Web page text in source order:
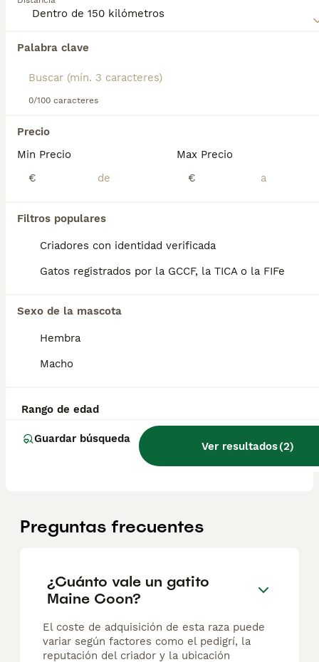
Palabra clave
0/100 caracteres
Precio
Min Precio
€
Max Precio
€
Filtros populares
Criadores con identidad verificada
Gatos registrados por la GCCF, la TICA o la FIFe
Sexo de la mascota
Hembra
Macho
Rango de edad
Guardar búsqueda
Ver resultados(2)
Lee nuestra
página de consejos de compra de Maine Coon
Macho Maine Coon Black Smoke
Montornés del Vallés,Barcelona (37.9km)
Maine Coon
🐾 Criadero Maine Coon Barcelona – Afijo CFDC “SILENT PEAK” 🐾 🏡 Núcleo Zoológico Nº B2024009 Tenemos disponible una preciosa camada de Maine Coon nacida el 29/04/2026 ❤️ ✨ Se puede visitar el criadero con cita previa para conocer a los gatitos y a sus padres, en un entorno familiar y cuidado. Los cachorros se entregan con: ✅ Pedigrí de compañía ✅ Microchip ✅ Cartilla sanitaria ✅ Vacunas correspondientes a la edad ✅ Desparasitación interna y externa ✅ Garantía y seguimiento del criadero 🐱 Camada disponible: 🌸 2 hembras tricolor (1 reservada) 🖤 1 macho black smoke (humo negro) Si buscas un Maine Coon criado con cariño, socializado y con todos los cuidados necesarios, estaremos encantados de darte más información. 📩 Más información por privado
(37.9km)
Preguntas frecuentes
¿Cuánto vale un gatito
Maine Coon?
El coste de adquisición de esta raza puede
variar según factores como el pedigrí, la
reputación del criador y la ubicación